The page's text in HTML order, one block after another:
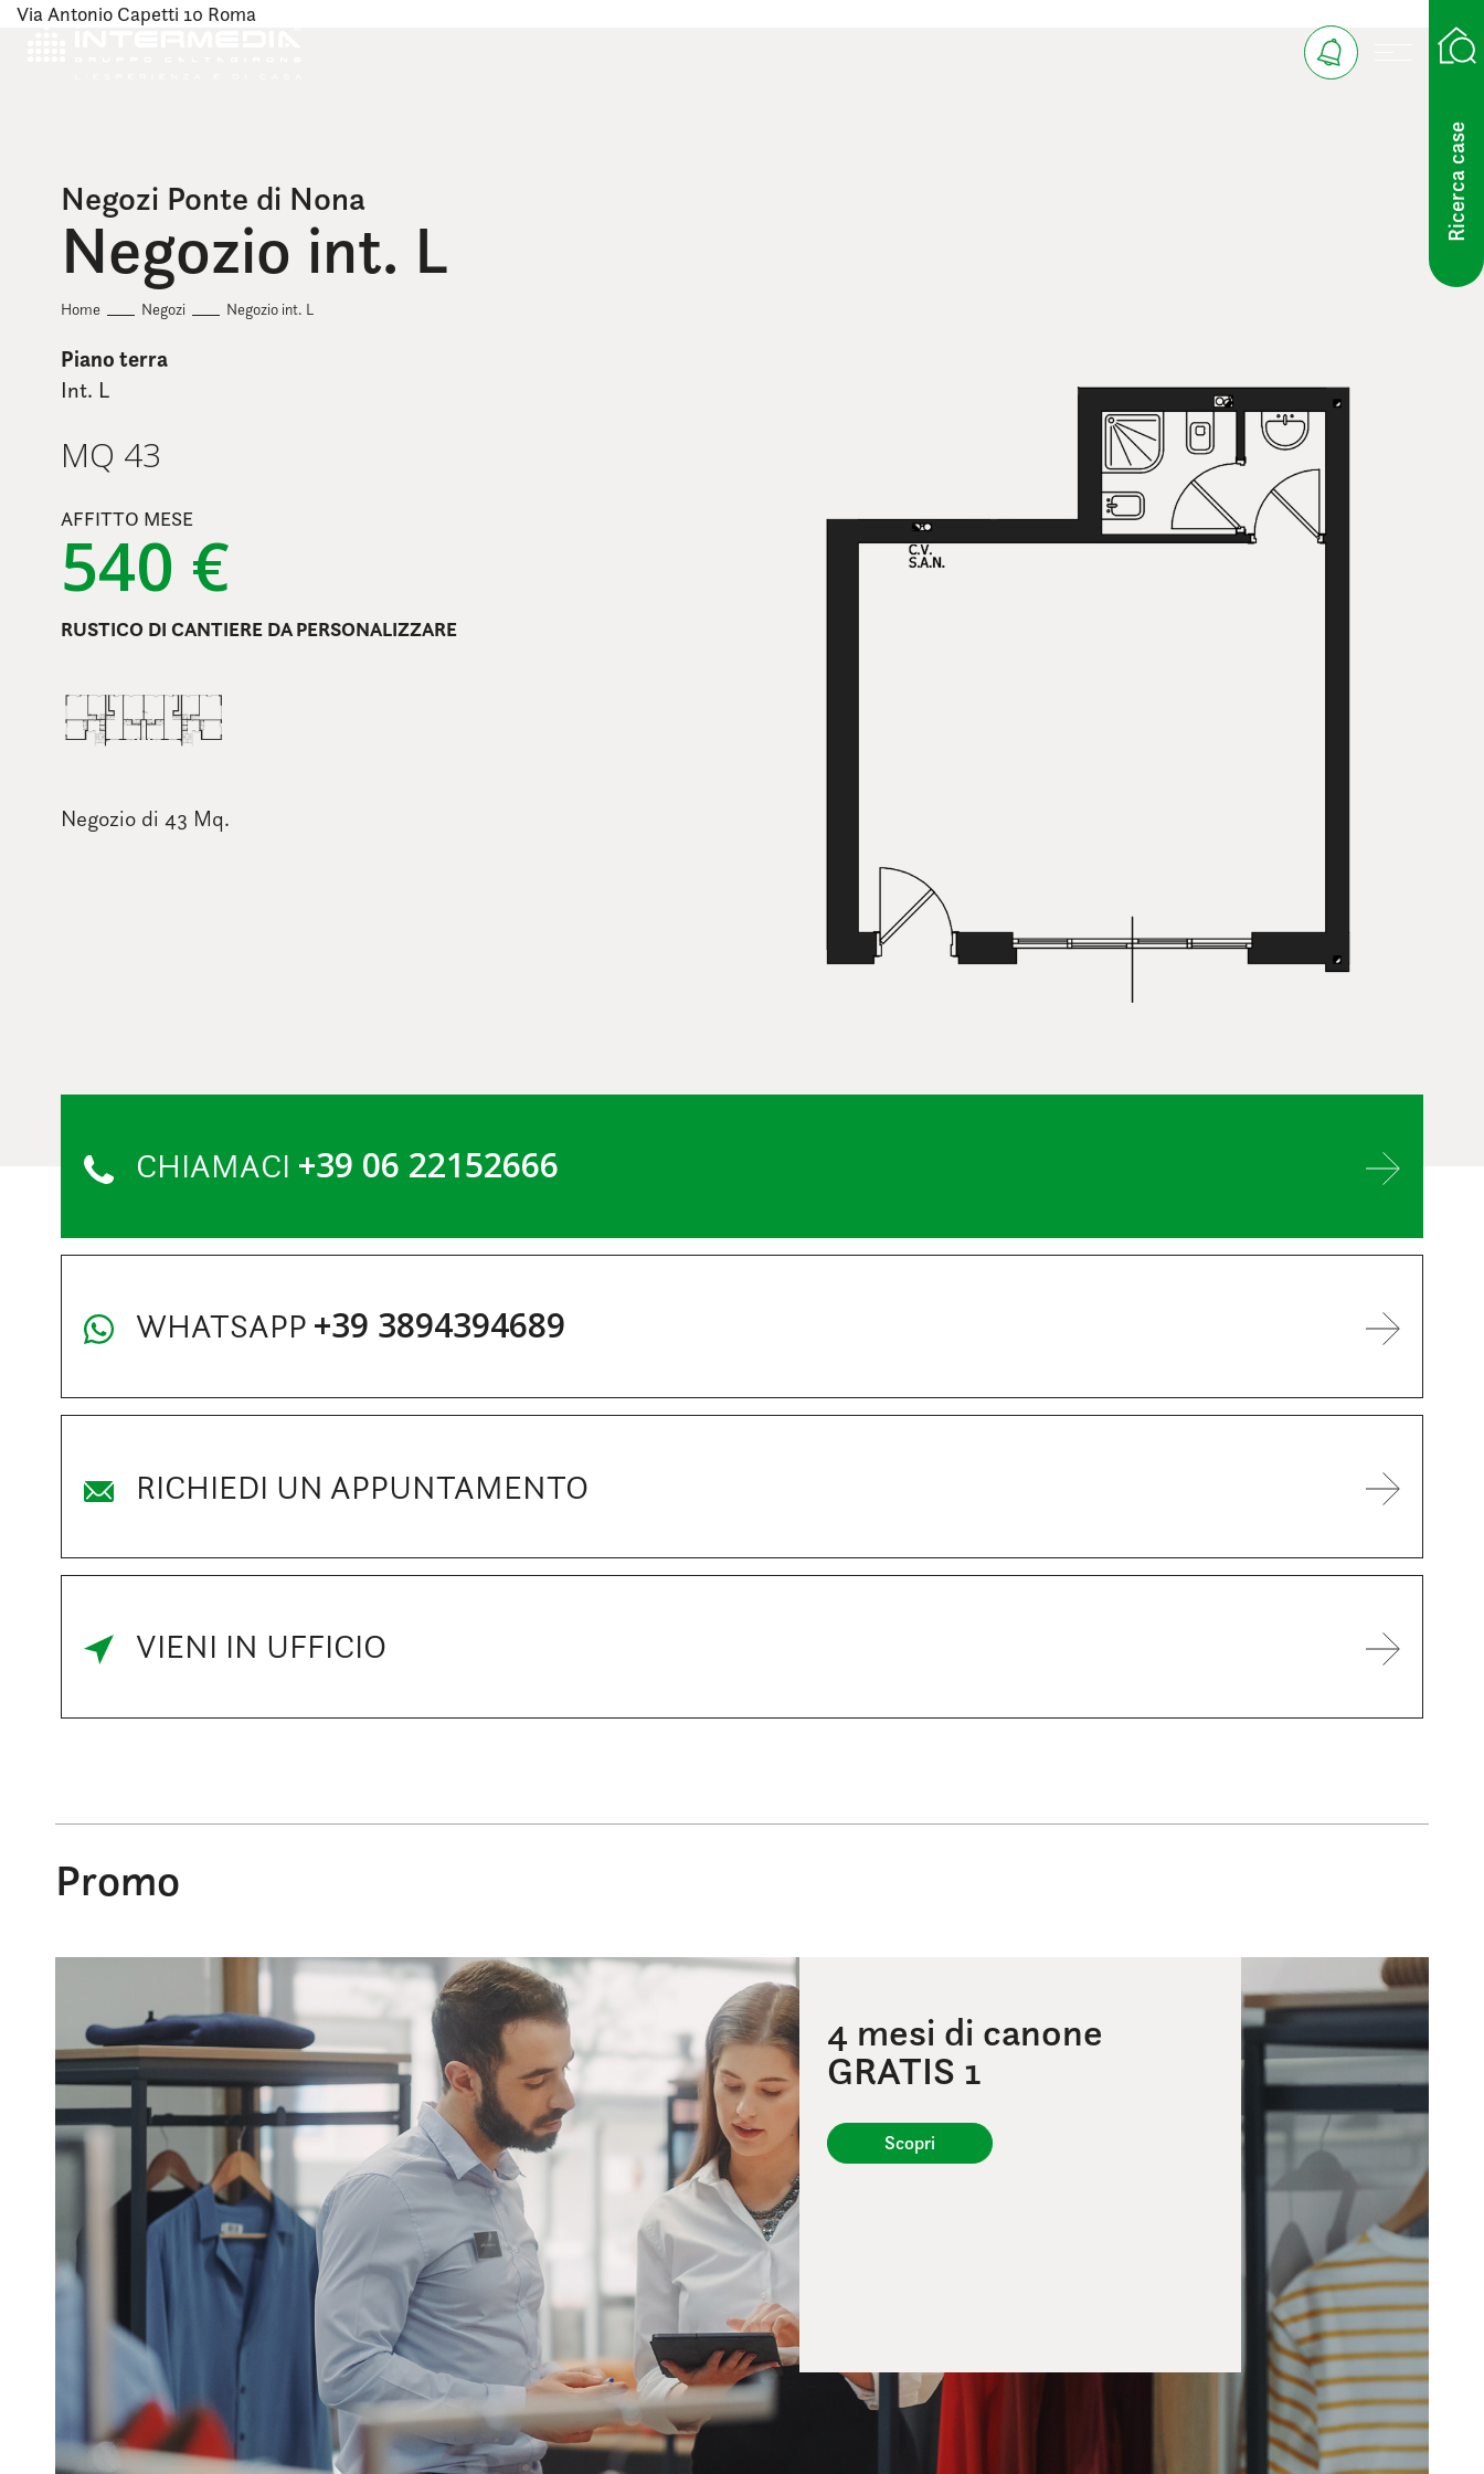
Ricerca case
Via Antonio Capetti 10 Roma
Negozi Ponte di Nona
Negozio int. L
Home Negozi Negozio int. L
Piano terra
Int. L
MQ 43
AFFITTO MESE
540 €
RUSTICO DI CANTIERE DA PERSONALIZZARE
Negozio di 43 Mq.
CHIAMACI +39 06 22152666
WHATSAPP +39 3894394689
RICHIEDI UN APPUNTAMENTO
VIENI IN UFFICIO
Promo
4 mesi di canone
GRATIS 1
Scopri